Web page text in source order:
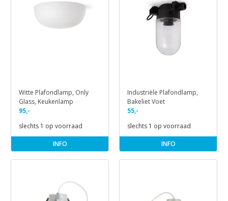
Witte Plafondlamp, Only
Glass, Keukenlamp
95,-
slechts 1 op voorraad
INFO
Industriële Plafondlamp,
Bakeliet Voet
55,-
slechts 1 op voorraad
INFO